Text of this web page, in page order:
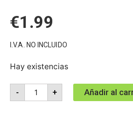
€1.99
I.V.A. NO INCLUIDO
Hay existencias
- + Añadir al